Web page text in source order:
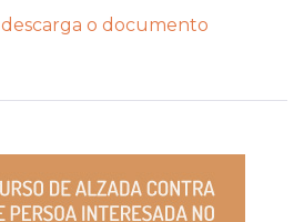
descarga o documento